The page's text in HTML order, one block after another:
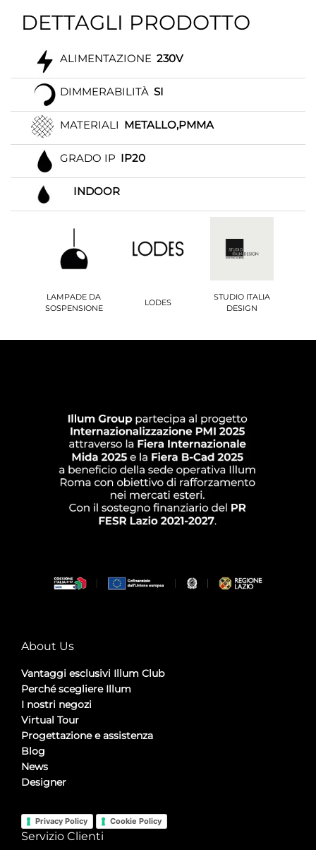
DETTAGLI PRODOTTO
ALIMENTAZIONE 230V
DIMMERABILITÀ SI
MATERIALI METALLO,PMMA
GRADO IP IP20
INDOOR
LAMPADE DA
SOSPENSIONE
LODES
STUDIO ITALIA
DESIGN
About Us
Vantaggi esclusivi Illum Club
Perché scegliere Illum
I nostri negozi
Virtual Tour
Progettazione e assistenza
Blog
News
Designer
Privacy Policy Cookie Policy
Servizio Clienti